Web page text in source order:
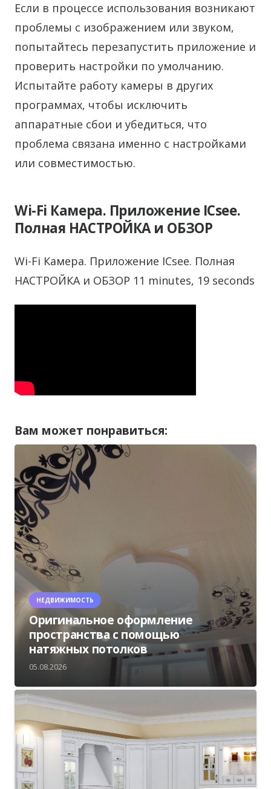
Если в процессе использования возникают
проблемы с изображением или звуком,
попытайтесь перезапустить приложение и
проверить настройки по умолчанию.
Испытайте работу камеры в других
программах, чтобы исключить
аппаратные сбои и убедиться, что
проблема связана именно с настройками
или совместимостью.
Wi-Fi Камера. Приложение ICsee.
Полная НАСТРОЙКА и ОБЗОР
Wi-Fi Камера. Приложение ICsee. Полная
НАСТРОЙКА и ОБЗОР 11 minutes, 19 seconds
Вам может понравиться:
НЕДВИЖИМОСТЬ
Оригинальное оформление
пространства с помощью
натяжных потолков
05.08.2026